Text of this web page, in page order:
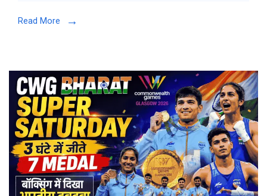
Read More